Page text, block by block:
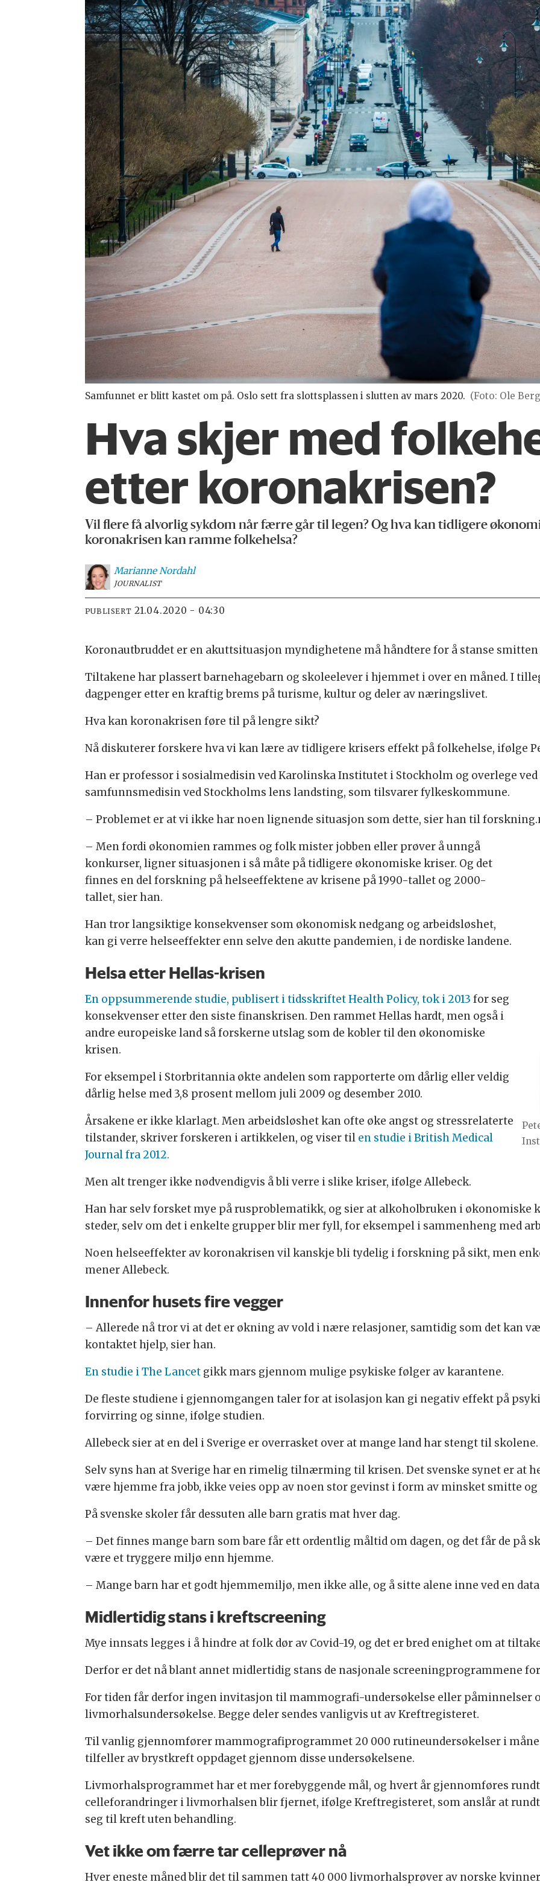
Samfunnet er blitt kastet om på. Oslo sett fra slottsplassen i slutten av mars 2020. (Foto: Ole
Hva skjer med
etter koronakrisen?
Vil flere få alvorlig sykdom når færre går til legen? Og hva kan tidligere
koronakrisen kan ramme folkehelsa?
Marianne Nordahl
JOURNALIST
PUBLISERT 21.04.2020 - 04:30
Koronautbruddet er en akuttsituasjon myndighetene må håndtere for å stanse
Tiltakene har plassert barnehagebarn og skoleelever i hjemmet i over en måned. I
dagpenger etter en kraftig brems på turisme, kultur og deler av næringslivet.
Hva kan koronakrisen føre til på lengre sikt?
Nå diskuterer forskere hva vi kan lære av tidligere krisers effekt på folkehelse, ifølge
Han er professor i sosialmedisin ved Karolinska Institutet i Stockholm og overlege
samfunnsmedisin ved Stockholms lens landsting, som tilsvarer fylkeskommune.
– Problemet er at vi ikke har noen lignende situasjon som dette, sier han til
– Men fordi økonomien rammes og folk mister jobben eller prøver å unngå
konkurser, ligner situasjonen i så måte på tidligere økonomiske kriser. Og det
finnes en del forskning på helseeffektene av krisene på 1990-tallet og 2000-
tallet, sier han.
Han tror langsiktige konsekvenser som økonomisk nedgang og arbeidsløshet,
kan gi verre helseeffekter enn selve den akutte pandemien, i de nordiske landene.
Helsa etter Hellas-krisen
En oppsummerende studie, publisert i tidsskriftet Health Policy, tok i 2013 for seg
konsekvenser etter den siste finanskrisen. Den rammet Hellas hardt, men også i
andre europeiske land så forskerne utslag som de kobler til den økonomiske
krisen.
For eksempel i Storbritannia økte andelen som rapporterte om dårlig eller veldig
dårlig helse med 3,8 prosent mellom juli 2009 og desember 2010.
Årsakene er ikke klarlagt. Men arbeidsløshet kan ofte øke angst og stressrelaterte
tilstander, skriver forskeren i artikkelen, og viser til en studie i British Medical
Journal fra 2012.
Men alt trenger ikke nødvendigvis å bli verre i slike kriser, ifølge Allebeck.
Han har selv forsket mye på rusproblematikk, og sier at alkoholbruken i økonomiske
steder, selv om det i enkelte grupper blir mer fyll, for eksempel i sammenheng med
Noen helseeffekter av koronakrisen vil kanskje bli tydelig i forskning på sikt, men
mener Allebeck.
Innenfor husets fire vegger
– Allerede nå tror vi at det er økning av vold i nære relasjoner, samtidig som det kan
kontaktet hjelp, sier han.
En studie i The Lancetgikk mars gjennom mulige psykiske følger av karantene.
De fleste studiene i gjennomgangen taler for at isolasjon kan gi negativ effekt på
forvirring og sinne, ifølge studien.
Allebeck sier at en del i Sverige er overrasket over at mange land har stengt til skolene.
Selv syns han at Sverige har en rimelig tilnærming til krisen. Det svenske synet er at
være hjemme fra jobb, ikke veies opp av noen stor gevinst i form av minsket smitte
På svenske skoler får dessuten alle barn gratis mat hver dag.
– Det finnes mange barn som bare får ett ordentlig måltid om dagen, og det får de på
være et tryggere miljø enn hjemme.
– Mange barn har et godt hjemmemiljø, men ikke alle, og å sitte alene inne ved en
Midlertidig stans i kreftscreening
Mye innsats legges i å hindre at folk dør av Covid-19, og det er bred enighet om at
Derfor er det nå blant annet midlertidig stans de nasjonale screeningprogrammene
For tiden får derfor ingen invitasjon til mammografi-undersøkelse eller påminnelser
livmorhalsundersøkelse. Begge deler sendes vanligvis ut av Kreftregisteret.
Til vanlig gjennomfører mammografiprogrammet 20 000 rutineundersøkelser i
tilfeller av brystkreft oppdaget gjennom disse undersøkelsene.
Livmorhalsprogrammet har et mer forebyggende mål, og hvert år gjennomføres
celleforandringer i livmorhalsen blir fjernet, ifølge Kreftregisteret, som anslår at
seg til kreft uten behandling.
Vet ikke om færre tar celleprøver nå
Hver eneste måned blir det til sammen tatt 40 000 livmorhalsprøver av norske